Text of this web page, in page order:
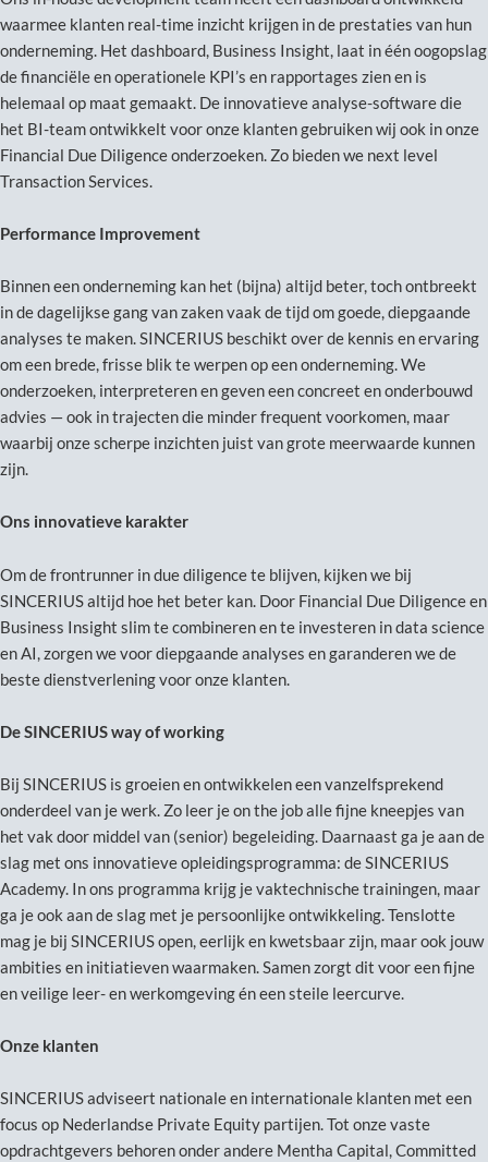
waarmee klanten real-time inzicht krijgen in de prestaties van hun
onderneming. Het dashboard, Business Insight, laat in één oogopslag
de financiële en operationele KPI’s en rapportages zien en is
helemaal op maat gemaakt. De innovatieve analyse-software die
het BI-team ontwikkelt voor onze klanten gebruiken wij ook in onze
Financial Due Diligence onderzoeken. Zo bieden we next level
Transaction Services.
Performance Improvement
Binnen een onderneming kan het (bijna) altijd beter, toch ontbreekt
in de dagelijkse gang van zaken vaak de tijd om goede, diepgaande
analyses te maken. SINCERIUS beschikt over de kennis en ervaring
om een brede, frisse blik te werpen op een onderneming. We
onderzoeken, interpreteren en geven een concreet en onderbouwd
advies — ook in trajecten die minder frequent voorkomen, maar
waarbij onze scherpe inzichten juist van grote meerwaarde kunnen
zijn.
Ons innovatieve karakter
Om de frontrunner in due diligence te blijven, kijken we bij
SINCERIUS altijd hoe het beter kan. Door Financial Due Diligence en
Business Insight slim te combineren en te investeren in data science
en AI, zorgen we voor diepgaande analyses en garanderen we de
beste dienstverlening voor onze klanten.
De SINCERIUS way of working
Bij SINCERIUS is groeien en ontwikkelen een vanzelfsprekend
onderdeel van je werk. Zo leer je on the job alle fijne kneepjes van
het vak door middel van (senior) begeleiding. Daarnaast ga je aan de
slag met ons innovatieve opleidingsprogramma: de SINCERIUS
Academy. In ons programma krijg je vaktechnische trainingen, maar
ga je ook aan de slag met je persoonlijke ontwikkeling. Tenslotte
mag je bij SINCERIUS open, eerlijk en kwetsbaar zijn, maar ook jouw
ambities en initiatieven waarmaken. Samen zorgt dit voor een fijne
en veilige leer- en werkomgeving én een steile leercurve.
Onze klanten
SINCERIUS adviseert nationale en internationale klanten met een
focus op Nederlandse Private Equity partijen. Tot onze vaste
opdrachtgevers behoren onder andere Mentha Capital, Committed